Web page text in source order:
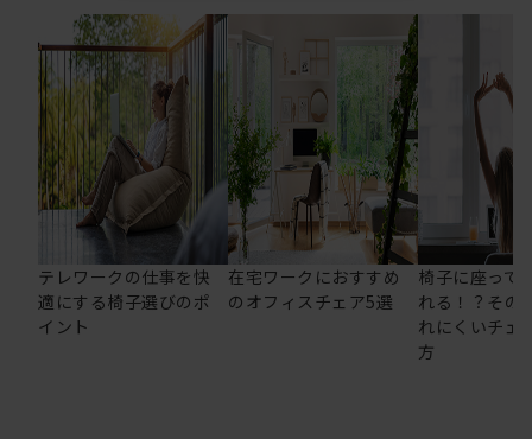
テレワークの仕事を快
適にする椅子選びのポ
イント
在宅ワークにおすすめ
のオフィスチェア5選
椅子に座って
れる！？その
れにくいチェ
方